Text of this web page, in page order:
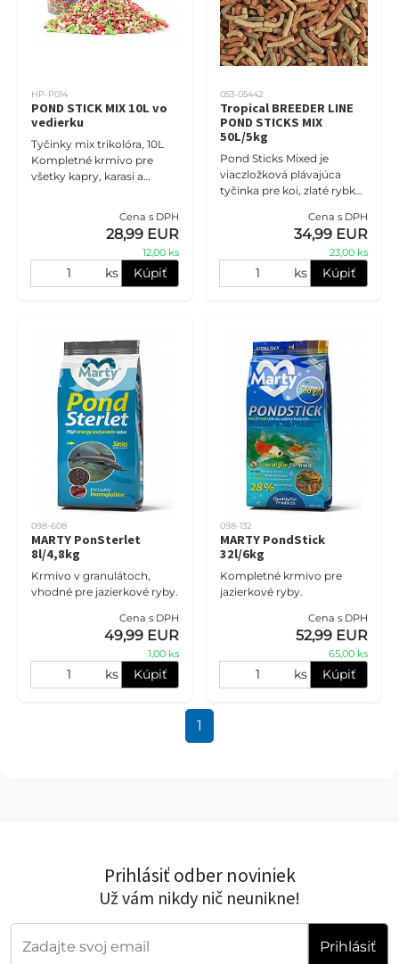
HP-P014
POND STICK MIX 10L vo
vedierku
Tyčinky mix trikolóra, 10L
Kompletné krmivo pre
všetky kapry, karasi a
zaručuje dokonalé, plno
Cena s DPH
28,99 EUR
12,00 ks
ks Kúpiť
053-05442
Tropical BREEDER LINE
POND STICKS MIX
50L/5kg
Pond Sticks Mixed je
viaczložková plávajúca
tyčinka pre koi, zlaté rybky
ryby chované v záhradných
jazierkach a rybníkoch. Sta
Cena s DPH
34,99 EUR
23,00 ks
ks Kúpiť
098-608
MARTY PonSterlet
8l/4,8kg
Krmivo v granulátoch,
vhodné pre jazierkové ryby.
Cena s DPH
49,99 EUR
1,00 ks
ks Kúpiť
098-132
MARTY PondStick
32l/6kg
Kompletné krmivo pre
jazierkové ryby.
Cena s DPH
52,99 EUR
65,00 ks
ks Kúpiť
1
Prihlásiť odber noviniek
Už vám nikdy nič neunikne!
Prihlásiť